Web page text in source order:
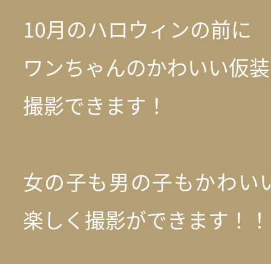
10月のハロウィンの前に
ワンちゃんのかわいい仮
撮影できます！
女の子も男の子もかわい
楽しく撮影ができます！！